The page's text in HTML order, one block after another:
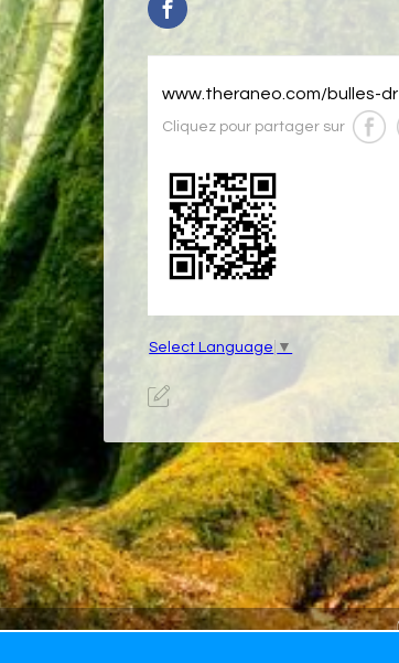
www.theraneo.com/bulles-dr
Cliquez pour partager sur
Select Language ▼